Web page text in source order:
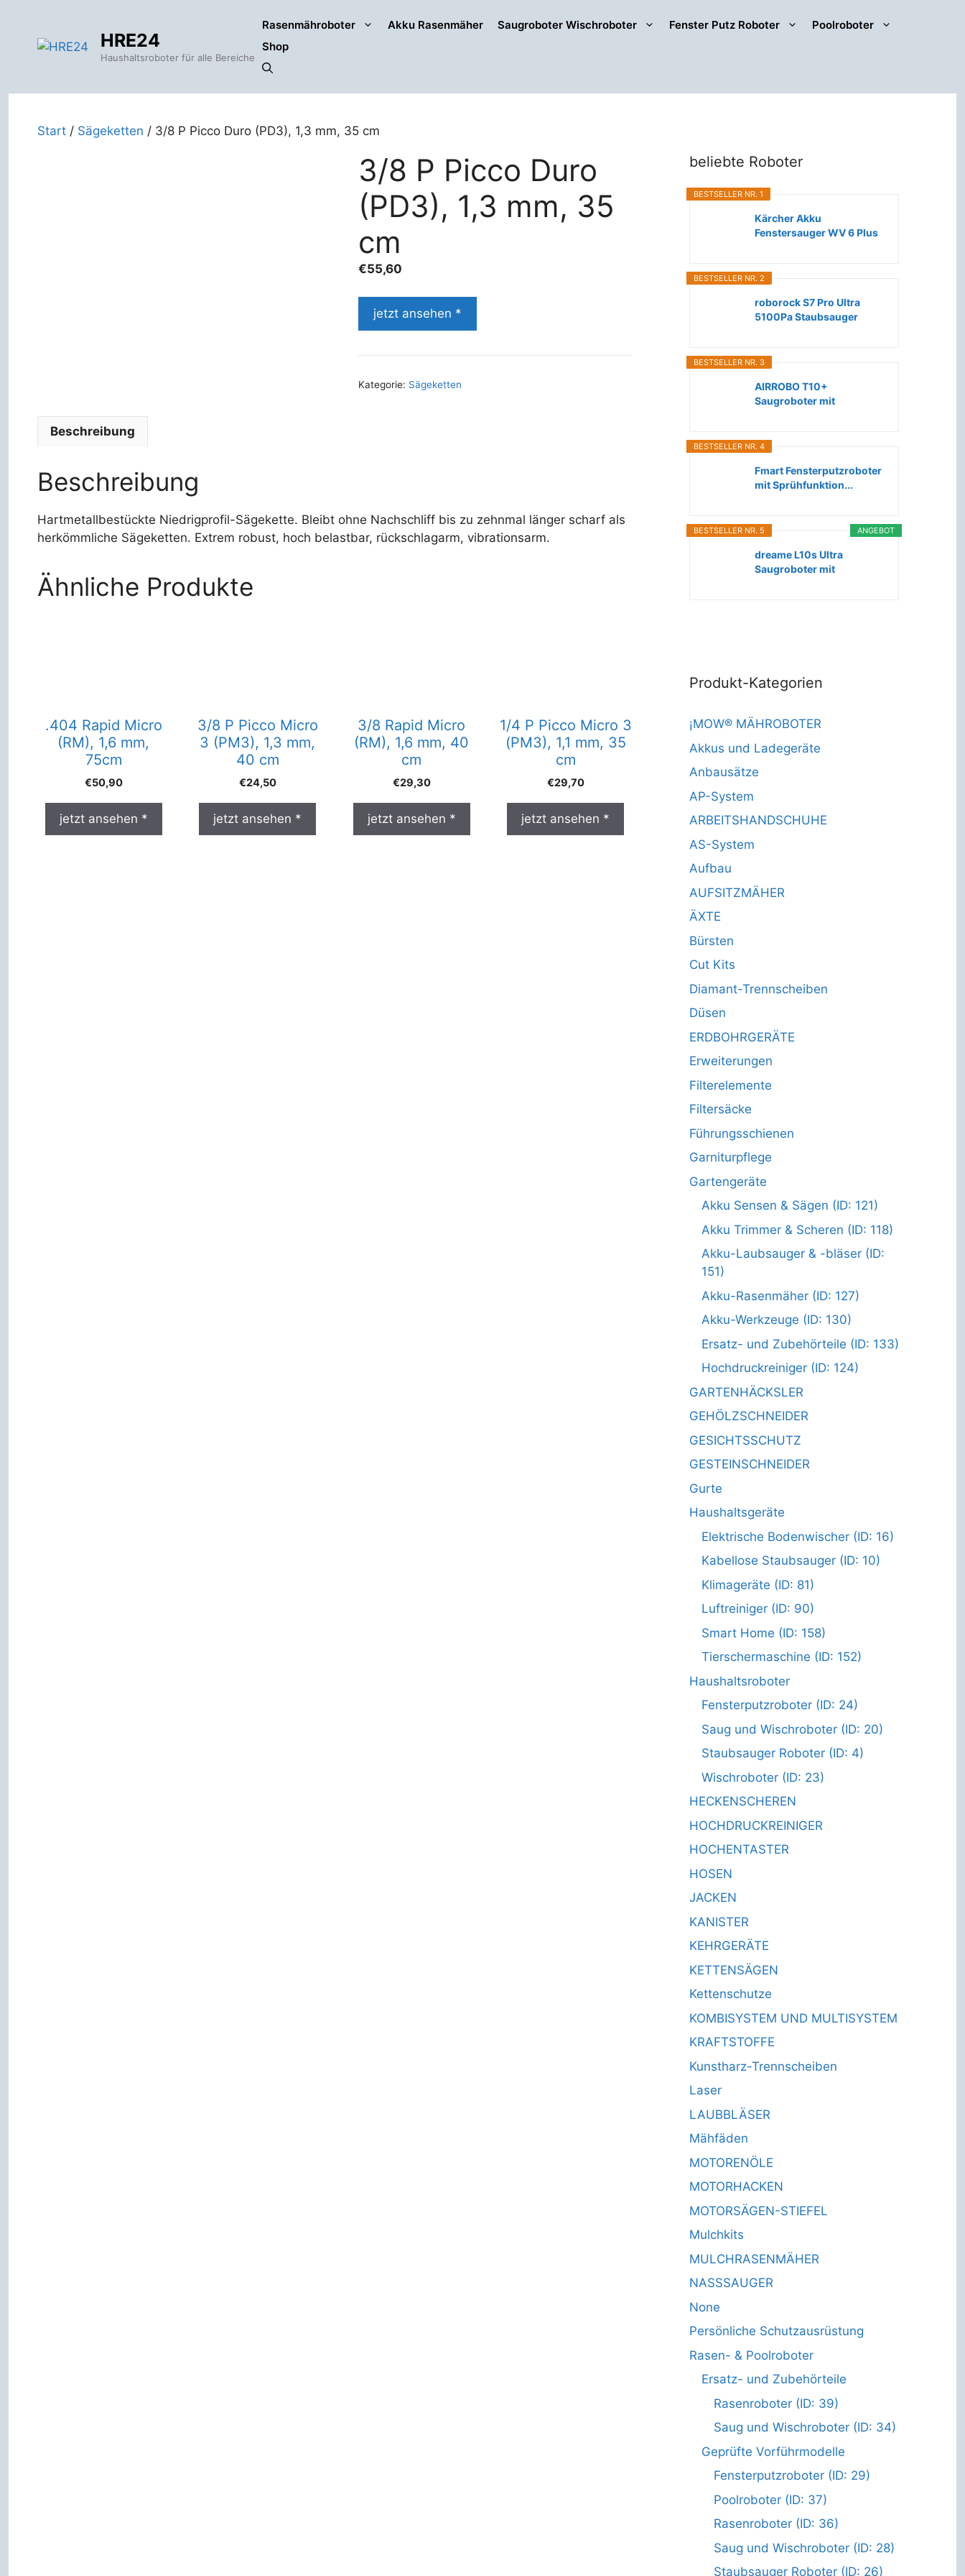
springen
HRE24
Haushaltsroboter für alle Bereiche
Rasenmähroboter Akku Rasenmäher Saugroboter Wischroboter Fenster Putz Roboter
Poolroboter
Shop
Start / Sägeketten / 3/8 P Picco Duro (PD3), 1,3 mm, 35 cm
3/8 P Picco Duro
(PD3), 1,3 mm, 35
cm
€55,60
jetzt ansehen *
Kategorie: Sägeketten
Beschreibung
Beschreibung
Hartmetallbestückte Niedrigprofil-Sägekette. Bleibt ohne Nachschliff bis zu zehnmal länger scharf als
herkömmliche Sägeketten. Extrem robust, hoch belastbar, rückschlagarm, vibrationsarm.
Ähnliche Produkte
.404 Rapid Micro
(RM), 1,6 mm,
75cm
€50,90
jetzt ansehen *
3/8 P Picco Micro
3 (PM3), 1,3 mm,
40 cm
€24,50
jetzt ansehen *
3/8 Rapid Micro
(RM), 1,6 mm, 40
cm
€29,30
jetzt ansehen *
1/4 P Picco Micro 3
(PM3), 1,1 mm, 35
cm
€29,70
jetzt ansehen *
beliebte Roboter
BESTSELLER NR. 1
Kärcher Akku
Fenstersauger WV 6 Plus
BESTSELLER NR. 2
roborock S7 Pro Ultra
5100Pa Staubsauger
BESTSELLER NR. 3
AIRROBO T10+
Saugroboter mit
BESTSELLER NR. 4
Fmart Fensterputzroboter
mit Sprühfunktion...
ANGEBOT
BESTSELLER NR. 5
dreame L10s Ultra
Saugroboter mit
Produkt-Kategorien
¡MOW® MÄHROBOTER
Akkus und Ladegeräte
Anbausätze
AP-System
ARBEITSHANDSCHUHE
AS-System
Aufbau
AUFSITZMÄHER
ÄXTE
Bürsten
Cut Kits
Diamant-Trennscheiben
Düsen
ERDBOHRGERÄTE
Erweiterungen
Filterelemente
Filtersäcke
Führungsschienen
Garniturpflege
Gartengeräte
Akku Sensen & Sägen (ID: 121)
Akku Trimmer & Scheren (ID: 118)
Akku-Laubsauger & -bläser (ID:
151)
Akku-Rasenmäher (ID: 127)
Akku-Werkzeuge (ID: 130)
Ersatz- und Zubehörteile (ID: 133)
Hochdruckreiniger (ID: 124)
GARTENHÄCKSLER
GEHÖLZSCHNEIDER
GESICHTSSCHUTZ
GESTEINSCHNEIDER
Gurte
Haushaltsgeräte
Elektrische Bodenwischer (ID: 16)
Kabellose Staubsauger (ID: 10)
Klimageräte (ID: 81)
Luftreiniger (ID: 90)
Smart Home (ID: 158)
Tierschermaschine (ID: 152)
Haushaltsroboter
Fensterputzroboter (ID: 24)
Saug und Wischroboter (ID: 20)
Staubsauger Roboter (ID: 4)
Wischroboter (ID: 23)
HECKENSCHEREN
HOCHDRUCKREINIGER
HOCHENTASTER
HOSEN
JACKEN
KANISTER
KEHRGERÄTE
KETTENSÄGEN
Kettenschutze
KOMBISYSTEM UND MULTISYSTEM
KRAFTSTOFFE
Kunstharz-Trennscheiben
Laser
LAUBBLÄSER
Mähfäden
MOTORENÖLE
MOTORHACKEN
MOTORSÄGEN-STIEFEL
Mulchkits
MULCHRASENMÄHER
NASSSAUGER
None
Persönliche Schutzausrüstung
Rasen- & Poolroboter
Ersatz- und Zubehörteile
Rasenroboter (ID: 39)
Saug und Wischroboter (ID: 34)
Geprüfte Vorführmodelle
Fensterputzroboter (ID: 29)
Poolroboter (ID: 37)
Rasenroboter (ID: 36)
Saug und Wischroboter (ID: 28)
Staubsauger Roboter (ID: 26)